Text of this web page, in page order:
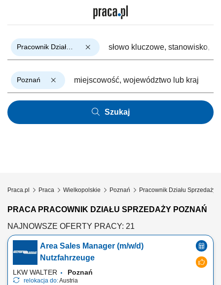
Poznań
Szukaj
Praca.pl Praca Wielkopolskie Poznań Pracownik Działu Sprzedaży
PRACA PRACOWNIK DZIAŁU SPRZEDAŻY POZNAŃ
NAJNOWSZE OFERTY PRACY: 21
Area Sales Manager (m/w/d)
Nutzfahrzeuge
LKW WALTER Poznań
relokacja do:Austria